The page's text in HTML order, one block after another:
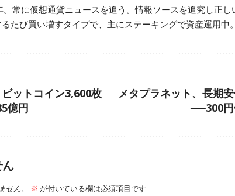
常に仮想通貨ニュースを追う。情報ソースを追究し正し
たび買い増すタイプで、主にステーキングで資産運用中。
ットコイン3,600枚
億円
メタプラネット、長期
──300円
ん。 ※ が付いている欄は必須項目です